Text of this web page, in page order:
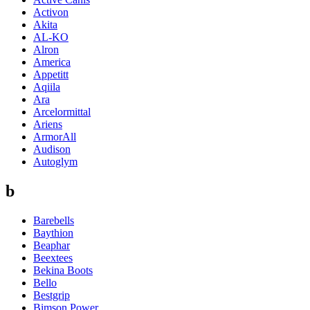
Activon
Akita
AL-KO
Alron
America
Appetitt
Aqiila
Ara
Arcelormittal
Ariens
ArmorAll
Audison
Autoglym
b
Barebells
Baythion
Beaphar
Beextees
Bekina Boots
Bello
Bestgrip
Bimson Power